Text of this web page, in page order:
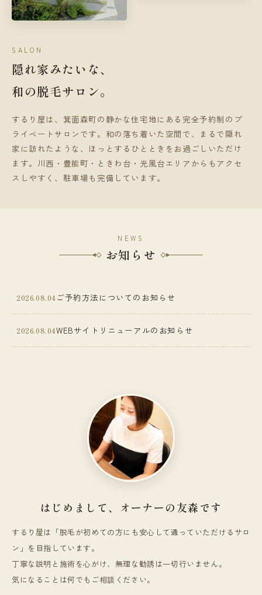
SALON
隠れ家みたいな、
和の脱毛サロン。
するり屋は、箕面森町の静かな住宅地にある完全予約制のプ
ライベートサロンです。和の落ち着いた空間で、まるで隠れ
家に訪れたような、ほっとするひとときをお過ごしいただけ
ます。川西・豊能町・ときわ台・光風台エリアからもアクセ
スしやすく、駐車場も完備しています。
NEWS
お知らせ
2026.08.04ご予約方法についてのお知らせ
2026.08.04WEBサイトリニューアルのお知らせ
はじめまして、オーナーの友森です
するり屋は「脱毛が初めての方にも安心して通っていただけるサロ
ン」を目指しています。
丁寧な説明と施術を心がけ、無理な勧誘は一切行いません。
気になることは何でもご相談ください。